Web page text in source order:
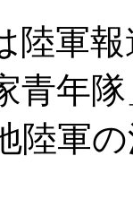
陸軍
青年
陸軍